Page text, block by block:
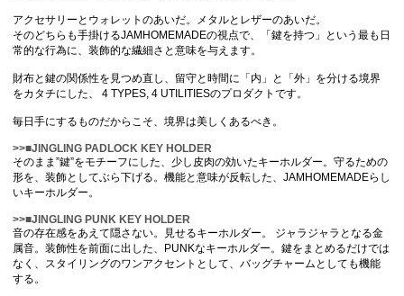
アクセサリーとウォレットのあいだ。メタルとレザーのあいだ。
そのどちらも手掛けるJAMHOMEMADEの視点で、「鍵を持つ」という最も日
常的な行為に、装飾的な繊細さと意味を与えます。
財布と鍵の関係性を見つめ直し、留守と時間に「内」と「外」を分ける境界
をカタチにした、 4 TYPES, 4 UTILITIESのプロダクトです。
毎日手にするものだからこそ、境界は美しくあるべき。
>>■JINGLING PADLOCK KEY HOLDER
そのまま”鍵”をモチーフにした、少し皮肉の効いたキーホルダー。守るための
形を、装飾としてぶら下げる。機能と意味が反転した、JAMHOMEMADEらし
いキーホルダー。
>>■JINGLING PUNK KEY HOLDER
音の存在感をあえて隠さない。見せるキーホルダー。 ジャラジャラとなる金
属音。装飾性を前面に出した、PUNKなキーホルダー。鍵をまとめるだけでは
なく、スタイリングのワンアクセントとして、バッグチャームとしても機能
する。